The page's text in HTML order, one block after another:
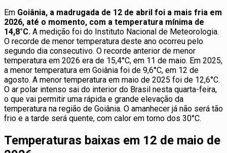
Em Goiânia, a madrugada de 12 de abril foi a mais fria em
2026, até o momento, com a temperatura mínima de
14,8°C. A medição foi do Instituto Nacional de Meteorologia.
O recorde de menor temperatura deste ano ocorreu pelo
segundo dia consecutivo. O recorde anterior de menor
temperatura em 2026 era de 15,4°C, em 11 de maio. Em 2025,
a menor temperatura em Goiânia foi de 9,6°C, em 12 de
agosto. A menor temperatura em maio de 2025 foi de 12,6°C.
O ar polar intenso sai do interior do Brasil nesta quarta-feira,
o que vai permitir uma rápida e grande elevação da
temperatura na região de Goiânia. O amanhecer já não será tão
frio e a tarde será quente, com calor em torno dos 30°C.
Temperaturas baixas em 12 de maio de